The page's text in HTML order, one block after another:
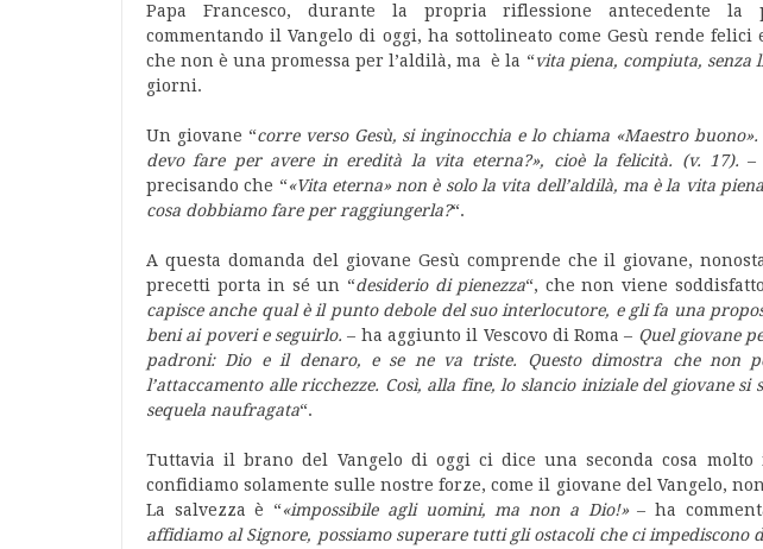
Papa Francesco, durante la propria riflessione antecedente la
commentando il Vangelo di oggi, ha sottolineato come Gesù rende felici
che non è una promessa per l’aldilà, ma è la “vita piena, compiuta, senza
giorni.
Un giovane “corre verso Gesù, si inginocchia e lo chiama «Maestro
devo fare per avere in eredità la vita eterna?», cioè la felicità. (v. 17). –
precisando che “«Vita eterna» non è solo la vita dell’aldilà, ma è la vita
cosa dobbiamo fare per raggiungerla?“.
A questa domanda del giovane Gesù comprende che il giovane,
precetti porta in sé un “desiderio di pienezza“, che non viene
capisce anche qual è il punto debole del suo interlocutore, e gli fa una
beni ai poveri e seguirlo. – ha aggiunto il Vescovo di Roma – Quel giovane
padroni: Dio e il denaro, e se ne va triste. Questo dimostra che non
l’attaccamento alle ricchezze. Così, alla fine, lo slancio iniziale del giovane
sequela naufragata“.
Tuttavia il brano del Vangelo di oggi ci dice una seconda cosa molto
confidiamo solamente sulle nostre forze, come il giovane del Vangelo,
La salvezza è “«impossibile agli uomini, ma non a Dio!»– ha
affidiamo al Signore, possiamo superare tutti gli ostacoli che ci impediscono